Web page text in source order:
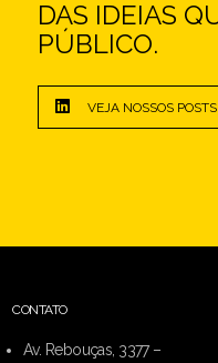
DAS IDEIAS
PÚBLICO.
VEJA NOSSOS
CONTATO
Av. Rebouças, 3377 –